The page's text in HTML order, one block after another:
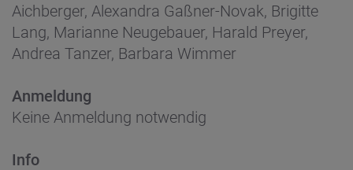
Aichberger, Alexandra Gaßner-Novak, Brigitte
Lang, Marianne Neugebauer, Harald Preyer,
Andrea Tanzer, Barbara Wimmer
Anmeldung
Keine Anmeldung notwendig
Info